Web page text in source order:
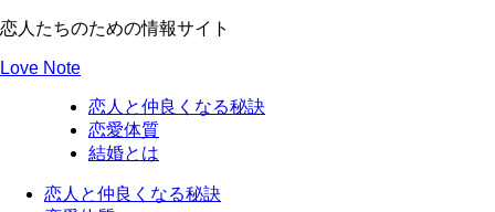
恋人たちのための情報サイト
Love Note
恋人と仲良くなる秘訣
恋愛体質
結婚とは
恋人と仲良くなる秘訣